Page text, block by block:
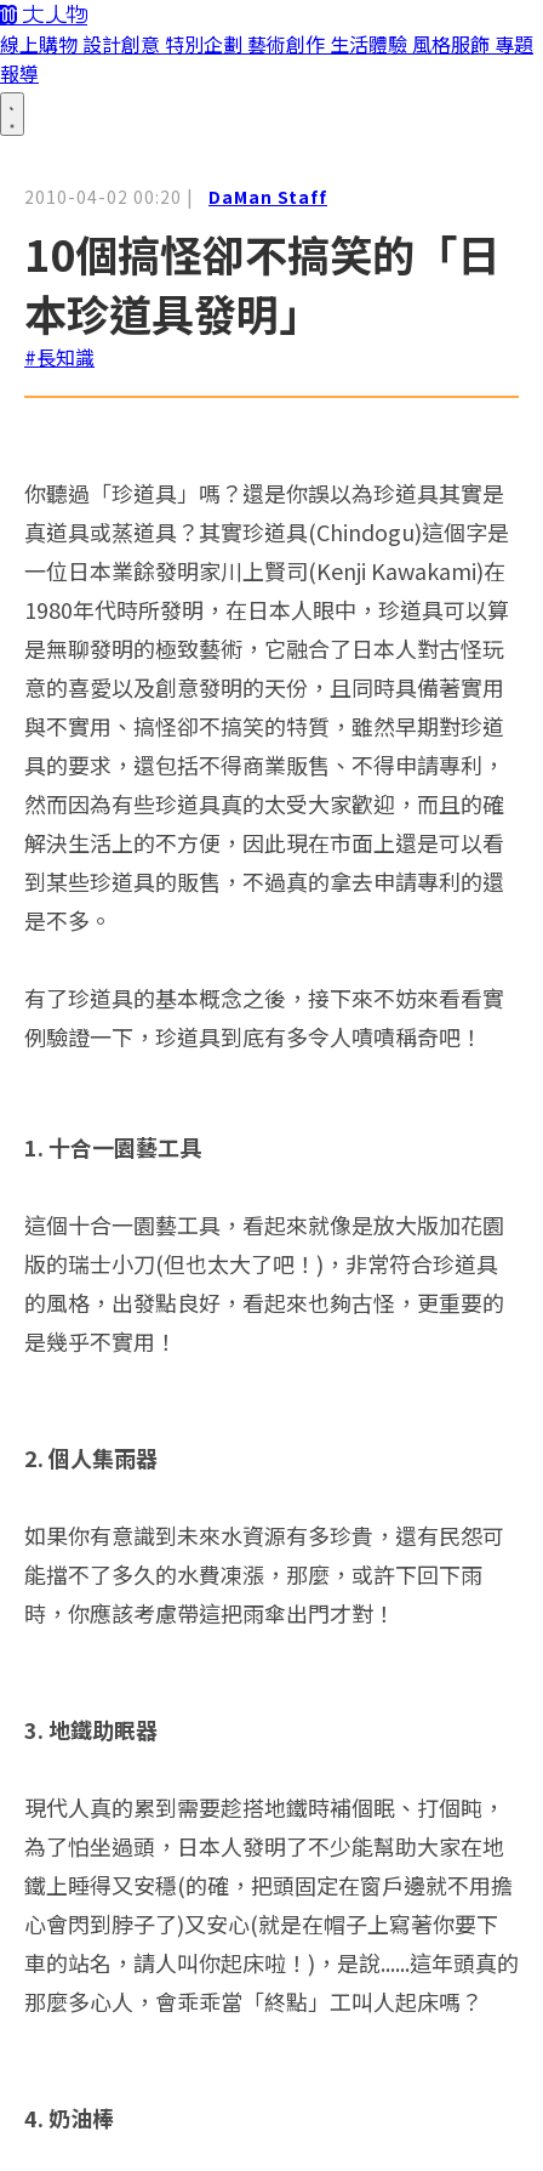
線上購物 設計創意 特別企劃 藝術創作 生活體驗 風格服飾 專題
報導
2010-04-02 00:20 | DaMan Staff
10個搞怪卻不搞笑的「日
本珍道具發明」
#長知識
你聽過「珍道具」嗎？還是你誤以為珍道具其實是
真道具或蒸道具？其實珍道具(Chindogu)這個字是
一位日本業餘發明家川上賢司(Kenji Kawakami)在
1980年代時所發明，在日本人眼中，珍道具可以算
是無聊發明的極致藝術，它融合了日本人對古怪玩
意的喜愛以及創意發明的天份，且同時具備著實用
與不實用、搞怪卻不搞笑的特質，雖然早期對珍道
具的要求，還包括不得商業販售、不得申請專利，
然而因為有些珍道具真的太受大家歡迎，而且的確
解決生活上的不方便，因此現在市面上還是可以看
到某些珍道具的販售，不過真的拿去申請專利的還
是不多。
有了珍道具的基本概念之後，接下來不妨來看看實
例驗證一下，珍道具到底有多令人嘖嘖稱奇吧！
1. 十合一園藝工具
這個十合一園藝工具，看起來就像是放大版加花園
版的瑞士小刀(但也太大了吧！)，非常符合珍道具
的風格，出發點良好，看起來也夠古怪，更重要的
是幾乎不實用！
2. 個人集雨器
如果你有意識到未來水資源有多珍貴，還有民怨可
能擋不了多久的水費凍漲，那麼，或許下回下雨
時，你應該考慮帶這把雨傘出門才對！
3. 地鐵助眠器
現代人真的累到需要趁搭地鐵時補個眠、打個盹，
為了怕坐過頭，日本人發明了不少能幫助大家在地
鐵上睡得又安穩(的確，把頭固定在窗戶邊就不用擔
心會閃到脖子了)又安心(就是在帽子上寫著你要下
車的站名，請人叫你起床啦！)，是說......這年頭真的
那麼多心人，會乖乖當「終點」工叫人起床嗎？
4. 奶油棒